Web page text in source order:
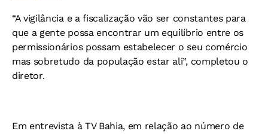
“A vigilância e a fiscalização vão ser constantes para
que a gente possa encontrar um equilíbrio entre os
permissionários possam estabelecer o seu comércio
mas sobretudo da população estar ali”, completou o
diretor.
Em entrevista à TV Bahia, em relação ao número de